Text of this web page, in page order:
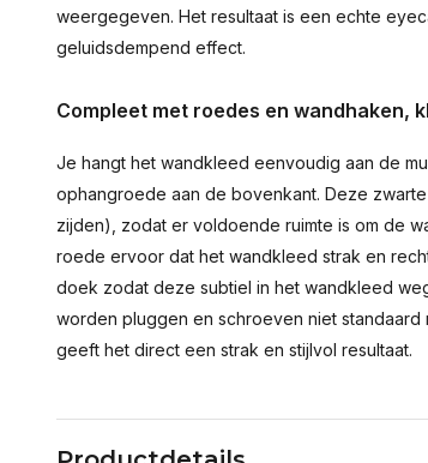
weergegeven. Het resultaat is een echte
geluidsdempend effect.
Compleet met roedes en wandhaken,
Je hangt het wandkleed eenvoudig aan de
ophangroede aan de bovenkant. Deze
zijden), zodat er voldoende ruimte is om de
roede ervoor dat het wandkleed strak en
doek zodat deze subtiel in het wandkleed
worden pluggen en schroeven niet
geeft het direct een strak en stijlvol resultaat.